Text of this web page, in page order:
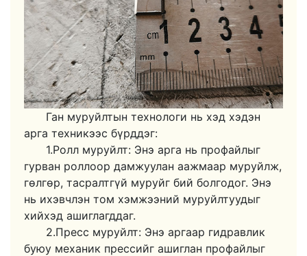
Ган муруйлтын технологи нь хэд хэдэн
арга техникээс бүрддэг:
1.Ролл муруйлт: Энэ арга нь профайлыг
гурван роллоор дамжуулан аажмаар муруйлж,
гөлгөр, тасралтгүй муруйг бий болгодог. Энэ
нь ихэвчлэн том хэмжээний муруйлтуудыг
хийхэд ашиглагддаг.
2.Пресс муруйлт: Энэ аргаар гидравлик
буюу механик прессийг ашиглан профайлыг